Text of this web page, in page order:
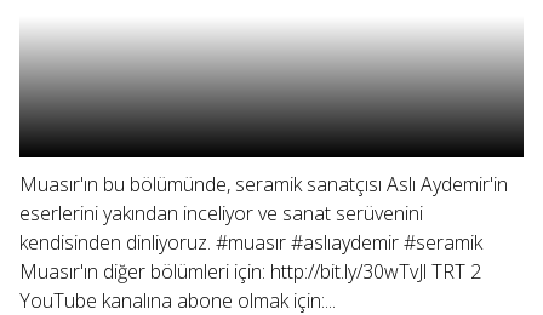
Muasır'ın bu bölümünde, seramik sanatçısı Aslı Aydemir'in
eserlerini yakından inceliyor ve sanat serüvenini
kendisinden dinliyoruz. #muasır #aslıaydemir #seramik
Muasır'ın diğer bölümleri için: http://bit.ly/30wTvJl TRT 2
YouTube kanalına abone olmak için:...